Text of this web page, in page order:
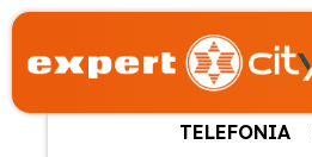
TELEFONIA